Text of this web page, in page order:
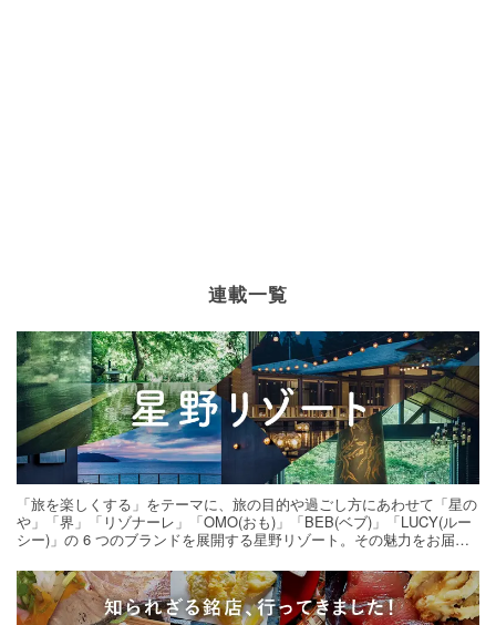
連載一覧
「旅を楽しくする」をテーマに、旅の目的や過ごし方にあわせて「星の
や」「界」「リゾナーレ」「OMO(おも)」「BEB(ベブ)」「LUCY(ルー
シー)」の 6 つのブランドを展開する星野リゾート。その魅力をお届け